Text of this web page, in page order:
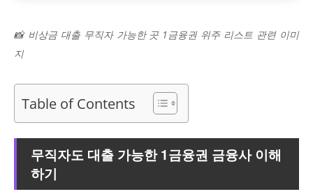
📸 비상금 대출 무직자 가능한 곳 1금융권 위주 리스트 관련 이미
지
Table of Contents
무직자도 대출 가능한 1금융권 금융사 이해
하기